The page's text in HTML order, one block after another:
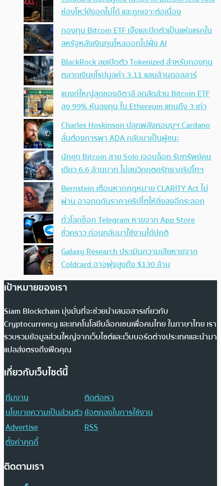
ช่องโหว่ยังอุดไม่ได้ และถูกเจาะต่อเนื่อง
กองทุน Bitcoin ETF เจ๊งและปิดตัวเป็นแห่งแรกใน
สหรัฐหลังเงินทุนไหลออกไปฝั่ง AI
BlackRock ลุยเปิดตัว Tokenized สำหรับกองทุน
ตลาดเงินยุโรปมูลค่า 3.11 แสนล้านดอลลาร์
แบงก์ใหญ่สุดของอิตาลี ลดสัดส่วน Bitcoin ETF
ลง 99% หันลงทุน ใน Ethereum แทนถึง 3 เท่า
Charles Hoskinson ปลุกพลังคอมมูฯ Cardano
ลั่นต้องการพา ADA กลับมาเป็นผู้ชนะ
นักขุด Bitcoin สาย Solo เจอบล็อก รับทรัพย์คน
เดียว 6.6 ล้านบาท ไม่สนวิกฤตศรัทธาคริปโทฯ
Bernstein เตือนหากกฎหมาย CLARITY Act ไม่
ผ่าน อาจกดดันราคาคริปโตให้ดิ่งลงอีกระลอก
ทั่วโลกช็อก Telegram หายจาก App Store
ชั่วคราว ก่อนกลับมาใช้งานได้ปกติ
Galaxy Research ประเมินความเสียหายจาก
Coldcard อาจพุ่งสูงถึง $130 ล้าน
เป้าหมายของเรา
Siam Blockchain มุ่งมั่นที่จะช่วยนำเสนอสารเกี่ยวกับ
Cryptocurrency และเทคโนโลยีบล็อกเชนเพื่อคนไทย ในภาษาไทย เรา
รวบรวมข้อมูลส่วนใหญ่จากเว็บไซต์และเว็บบอร์ดต่างประเทศและนำมา
แปลส่งตรงถึงฟีดคุณ
เกี่ยวกับเว็บไซต์นี้
ทีมงาน
ติดต่อเรา
นโยบายความเป็นส่วนตัวข้อตกลงในการใช้งาน
Advertise
RSS
ตั้งค่าคุกกี้
ติดตามเรา